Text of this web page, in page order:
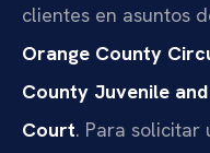
clientes en asuntos
Orange County
County Juvenile
Court. Para solicitar